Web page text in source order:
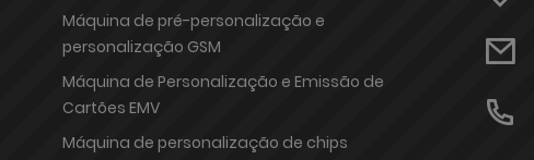
Máquina de pré-personalização e
personalização GSM
Máquina de Personalização e Emissão de
Cartões EMV
Máquina de personalização de chips